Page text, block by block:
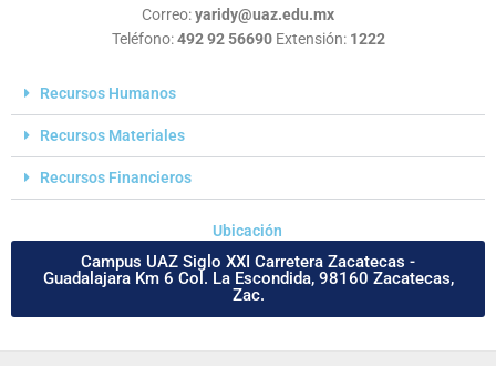
Correo:yaridy@uaz.edu.mx
Teléfono:492 92 56690 Extensión:1222
Recursos Humanos
Recursos Materiales
Recursos Financieros
Ubicación
Campus UAZ Siglo XXI Carretera Zacatecas -
Guadalajara Km 6 Col. La Escondida, 98160 Zacatecas,
Zac.